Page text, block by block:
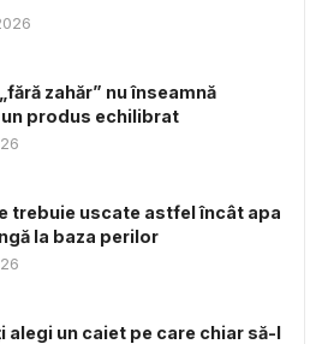
zahăr” nu înseamnă
produs echilibrat
trebuie uscate astfel încât apa
la baza perilor
alegi un caiet pe care chiar să-l